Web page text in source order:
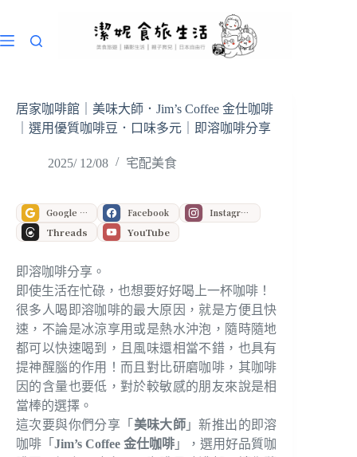
主
居家咖啡館｜美味大師．Jim’s Coffee 金仕咖啡
｜選用優質咖啡豆．口味多元｜即溶咖啡分享
2025/ 12/08 宅配美食
Google 偏好來源 Facebook Instagram
Threads YouTube
即溶咖啡分享。
即使生活在忙碌，也想要好好喝上一杯咖啡！
很多人喝即溶咖啡的最大原因，就是方便且快
速，不論是冰涼享用或是熱水沖泡，隨時隨地
都可以快速喝到，且風味還相當不錯，也具有
提神醒腦的作用！而且對比研磨咖啡，其咖啡
因的含量也要低，對於較敏感的朋友來說是相
當棒的選擇。
這次要與你們分享「 美味大師 」新推出的即溶
咖啡「Jim’s Coffee 金仕咖啡 」，選用好品質咖